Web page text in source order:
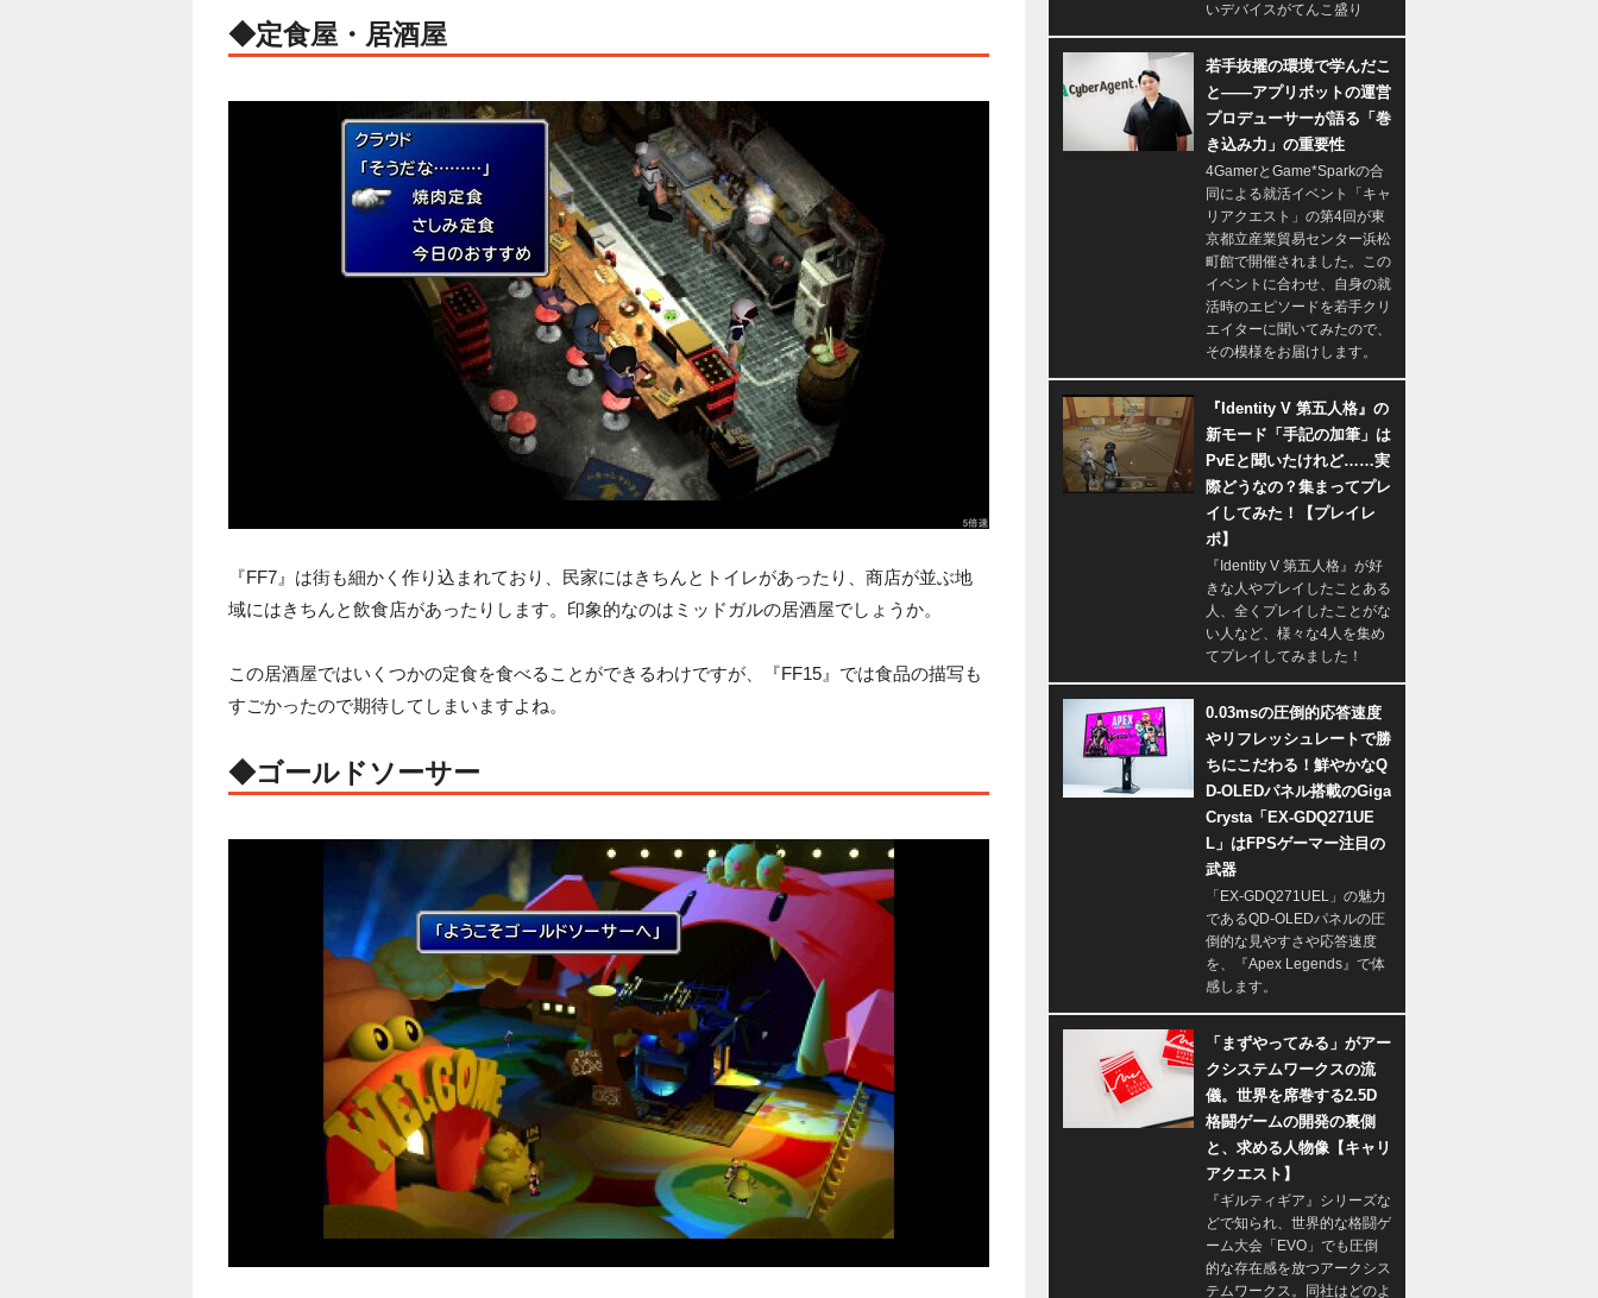
◆定食屋・居酒屋
『FF7』は街も細かく作り込まれており、民家にはきちんとトイレがあったり、商店が並ぶ地
域にはきちんと飲食店があったりします。印象的なのはミッドガルの居酒屋でしょうか。
この居酒屋ではいくつかの定食を食べることができるわけですが、『FF15』では食品の描写も
すごかったので期待してしまいますよね。
◆ゴールドソーサー
いデバイスがてんこ盛り
若手抜擢の環境で学んだこ
と――アプリボットの運営
プロデューサーが語る「巻
き込み力」の重要性
4GamerとGame*Sparkの合
同による就活イベント「キャ
リアクエスト」の第4回が東
京都立産業貿易センター浜松
町館で開催されました。この
イベントに合わせ、自身の就
活時のエピソードを若手クリ
エイターに聞いてみたので、
その模様をお届けします。
『Identity V 第五人格』の
新モード「手記の加筆」は
PvEと聞いたけれど……実
際どうなの？集まってプレ
イしてみた！【プレイレ
ポ】
『Identity V 第五人格』が好
きな人やプレイしたことある
人、全くプレイしたことがな
い人など、様々な4人を集め
てプレイしてみました！
0.03msの圧倒的応答速度
やリフレッシュレートで勝
ちにこだわる！鮮やかなQ
D-OLEDパネル搭載のGiga
Crysta「EX-GDQ271UE
L」はFPSゲーマー注目の
武器
「EX-GDQ271UEL」の魅力
であるQD-OLEDパネルの圧
倒的な見やすさや応答速度
を、『Apex Legends』で体
感します。
「まずやってみる」がアー
クシステムワークスの流
儀。世界を席巻する2.5D
格闘ゲームの開発の裏側
と、求める人物像【キャリ
アクエスト】
『ギルティギア』シリーズな
どで知られ、世界的な格闘ゲ
ーム大会「EVO」でも圧倒
的な存在感を放つアークシス
テムワークス。同社はどのよ